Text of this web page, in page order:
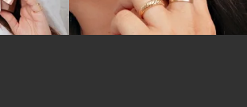
menos arredondado, com